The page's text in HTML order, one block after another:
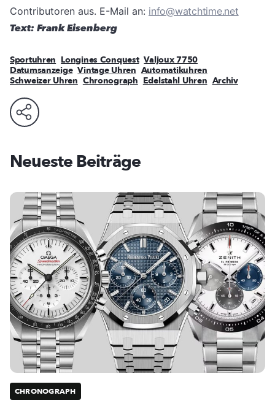
Contributoren aus. E-Mail an: info@watchtime.net
Text: Frank Eisenberg
Sportuhren Longines Conquest Valjoux 7750
Datumsanzeige Vintage Uhren Automatikuhren
Schweizer Uhren Chronograph Edelstahl Uhren Archiv
Neueste Beiträge
CHRONOGRAPH